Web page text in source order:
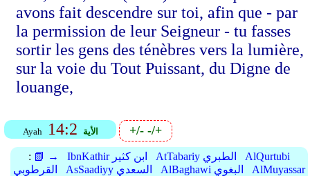
avons fait descendre sur toi, afin que - par
la permission de leur Seigneur - tu fasses
sortir les gens des ténèbres vers la lumière,
sur la voie du Tout Puissant, du Digne de
louange,
Ayah 14:2 الأية +/--/+
: 📗 → IbnKathir ابن كثير AtTabariy الطبري
AlQurtubi
القرطوبي
AsSaadiyy السعدي AlBaghawi البغوي
AlMuyassar